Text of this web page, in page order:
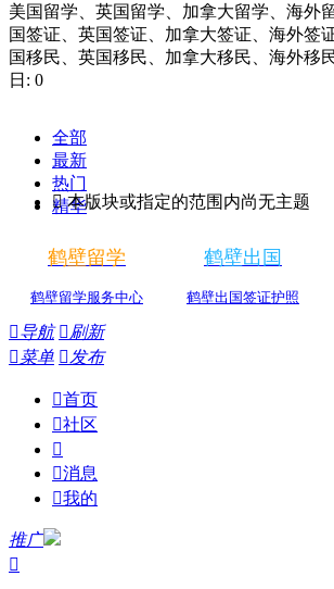
美国留学、英国留学、加拿大留学、海外
国签证、英国签证、加拿大签证、海外签
国移民、英国移民、加拿大移民、海外移
日: 0
全部
最新
热门
精华
 本版块或指定的范围内尚无主题
鹤壁留学
鹤壁留学服务中心
鹤壁出国
鹤壁出国签证护照
导航 刷新
菜单 发布
首页
社区

消息
我的
推广
